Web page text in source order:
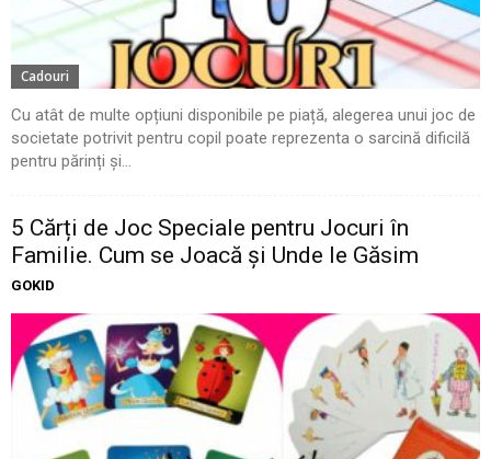
Cadouri
Cu atât de multe opțiuni disponibile pe piață, alegerea unui joc de
societate potrivit pentru copil poate reprezenta o sarcină dificilă
pentru părinți și...
5 Cărți de Joc Speciale pentru Jocuri în
Familie. Cum se Joacă și Unde le Găsim
GOKID